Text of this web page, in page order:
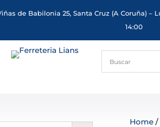
de Babilonia 25, Santa Cruz (A Coruña) –
14:00
Home/